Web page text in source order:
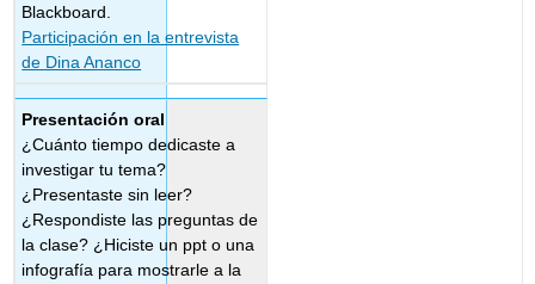
Blackboard.
Participación en la entrevista
de Dina Ananco
Presentación oral
¿Cuánto tiempo dedicaste a
investigar tu tema?
¿Presentaste sin leer?
¿Respondiste las preguntas de
la clase? ¿Hiciste un ppt o una
infografía para mostrarle a la